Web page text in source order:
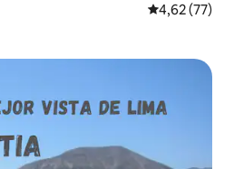
Évaluation
4,62 (77)